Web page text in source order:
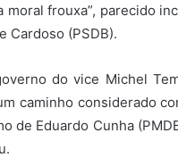
moral frouxa”, parecido
Cardoso (PSDB).
do vice Michel
caminho considerado
de Eduardo Cunha